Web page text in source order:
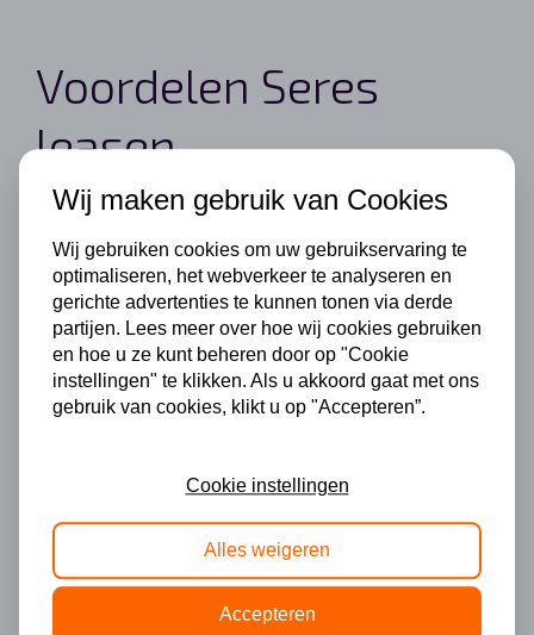
Voordelen Seres
leasen
Bij het leasen van een Seres kan je uitgaan van de
volgende voordelen.
Geen kosten voor onderhoud. Bij het leasen is
het vooral goed om te weten dat de kosten
Geen kosten voor de verzekering. Bij een
leasecontract gaan wij uit van een full
Wij maken gebruik van Cookies
Wij gebruiken cookies om uw gebruikservaring te
optimaliseren, het webverkeer te analyseren en
gerichte advertenties te kunnen tonen via derde
partijen. Lees meer over hoe wij cookies gebruiken
en hoe u ze kunt beheren door op "Cookie
instellingen" te klikken. Als u akkoord gaat met ons
gebruik van cookies, klikt u op "Accepteren”.
Cookie instellingen
Alles weigeren
Accepteren